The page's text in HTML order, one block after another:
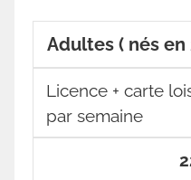
Adultes ( nés
Licence + carte
par semaine